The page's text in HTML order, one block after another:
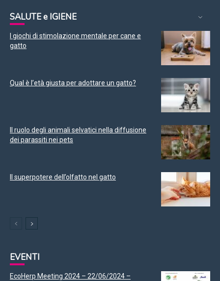
SALUTE e IGIENE
I giochi di stimolazione mentale per cane e
gatto
Qual è l’età giusta per adottare un gatto?
Il ruolo degli animali selvatici nella diffusione
dei parassiti nei pets
Il superpotere dell’olfatto nel gatto
EVENTI
EcoHerp Meeting 2024 – 22/06/2024 –